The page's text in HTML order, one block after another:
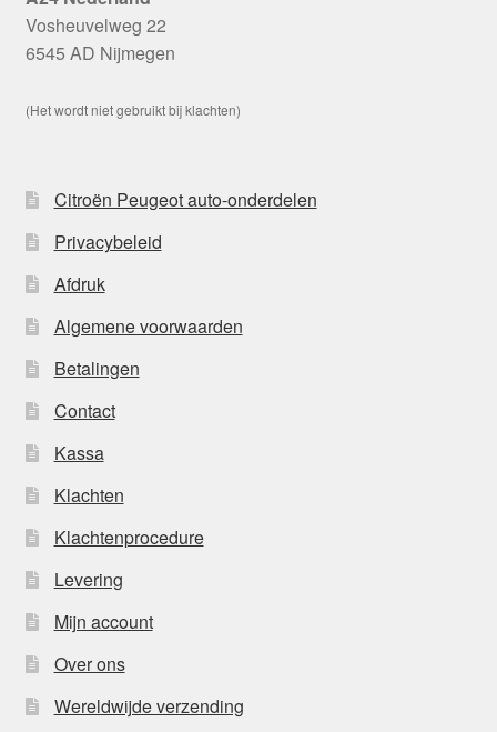
Vosheuvelweg 22
6545 AD Nijmegen
(Het wordt niet gebruikt bij klachten)
Citroën Peugeot auto-onderdelen
Privacybeleid
Afdruk
Algemene voorwaarden
Betalingen
Contact
Kassa
Klachten
Klachtenprocedure
Levering
Mijn account
Over ons
Wereldwijde verzending